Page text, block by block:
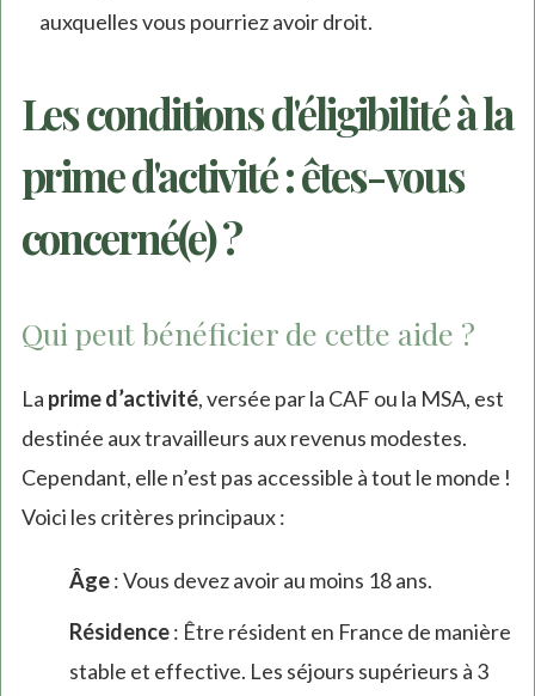
auxquelles vous pourriez avoir droit.
Les conditions d'éligibilité à la
prime d'activité : êtes-vous
concerné(e) ?
Qui peut bénéficier de cette aide ?
La prime d’activité, versée par la CAF ou la MSA, est
destinée aux travailleurs aux revenus modestes.
Cependant, elle n’est pas accessible à tout le monde !
Voici les critères principaux :
Âge: Vous devez avoir au moins 18 ans.
Résidence: Être résident en France de manière
stable et effective. Les séjours supérieurs à 3